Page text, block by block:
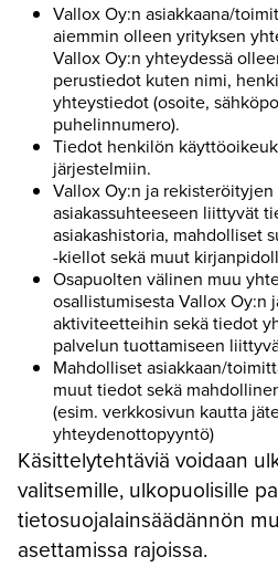
Vallox Oy:n asiakkaana/
aiemmin olleen yrityksen
Vallox Oy:n yhteydessä
perustiedot kuten nimi,
yhteystiedot (osoite,
puhelinnumero).
Tiedot henkilön
järjestelmiin.
Vallox Oy:n ja rekisteröityjen
asiakassuhteeseen liittyvät
asiakashistoria, mahdolliset
-kiellot sekä muut
Osapuolten välinen muu
osallistumisesta Vallox Oy:n
aktiviteetteihin sekä tiedot
palvelun tuottamiseen
Mahdolliset asiakkaan/
muut tiedot sekä
(esim. verkkosivun kautta
yhteydenottopyyntö)
Käsittelytehtäviä voidaan
valitsemille, ulkopuolisille
tietosuojalainsäädännön
asettamissa rajoissa.